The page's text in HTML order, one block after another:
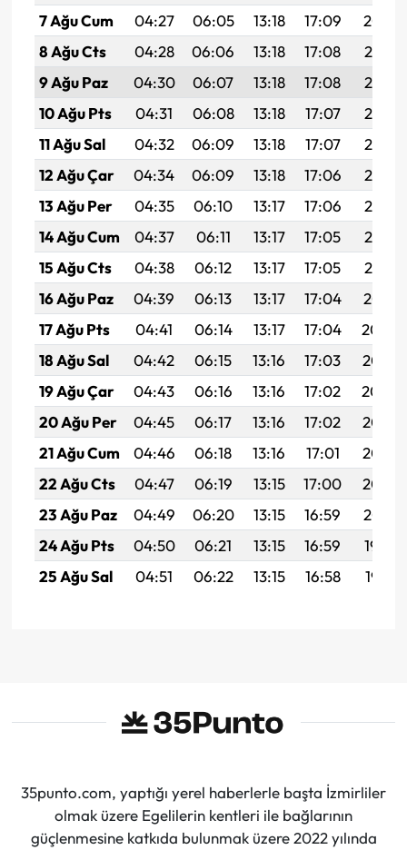
7 Ağu Cum 04:27 06:05 13:18 17:09
20:22
8 Ağu Cts
04:28 06:06 13:18 17:08
20:21
9 Ağu Paz
04:30 06:07 13:18 17:08
20:19
10 Ağu Pts
04:31 06:08 13:18 17:07
20:18
11 Ağu Sal
04:32 06:09 13:18 17:07
20:17
12 Ağu Çar
04:34 06:09 13:18 17:06
20:16
13 Ağu Per
04:35 06:10 13:17 17:06
20:14
14 Ağu Cum
04:37 06:11 13:17 17:05
20:13
15 Ağu Cts
04:38 06:12 13:17 17:05
20:12
16 Ağu Paz
04:39 06:13 13:17 17:04
20:10
17 Ağu Pts
04:41 06:14 13:17 17:04
20:09
18 Ağu Sal
04:42 06:15 13:16 17:03
20:08
19 Ağu Çar
04:43 06:16 13:16 17:02
20:06
20 Ağu Per
04:45 06:17 13:16 17:02
20:05
21 Ağu Cum
04:46 06:18 13:16 17:01
20:03
22 Ağu Cts
04:47 06:19 13:15 17:00
20:02
23 Ağu Paz
04:49 06:20 13:15 16:59
20:01
24 Ağu Pts
04:50 06:21 13:15 16:59
19:59
25 Ağu Sal
04:51 06:22 13:15 16:58 19:58
35punto.com, yaptığı yerel haberlerle başta İzmirliler
olmak üzere Egelilerin kentleri ile bağlarının
güçlenmesine katkıda bulunmak üzere 2022 yılında